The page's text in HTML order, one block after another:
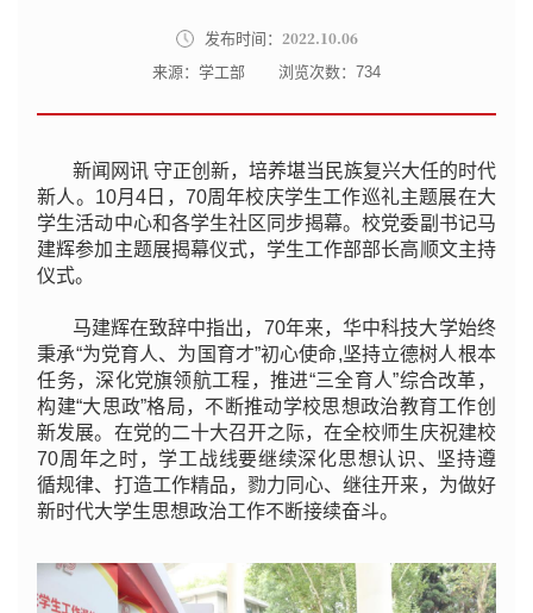
发布时间： 2022.10.06
来源：学工部 浏览次数：734
新闻网讯 守正创新，培养堪当民族复兴大任的时代
新人。10月4日，70周年校庆学生工作巡礼主题展在大
学生活动中心和各学生社区同步揭幕。校党委副书记马
建辉参加主题展揭幕仪式，学生工作部部长高顺文主持
仪式。
马建辉在致辞中指出，70年来，华中科技大学始终
秉承“为党育人、为国育才”初心使命,坚持立德树人根本
任务，深化党旗领航工程，推进“三全育人”综合改革，
构建“大思政”格局，不断推动学校思想政治教育工作创
新发展。在党的二十大召开之际，在全校师生庆祝建校
70周年之时，学工战线要继续深化思想认识、坚持遵
循规律、打造工作精品，勠力同心、继往开来，为做好
新时代大学生思想政治工作不断接续奋斗。